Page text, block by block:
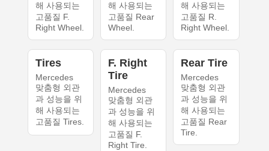
해 사용되는
고품질 F.
Right Wheel.
해 사용되는
고품질 Rear
Wheel.
해 사용되는
고품질 R.
Right Wheel.
Tires
Mercedes
맞춤형 외관
과 성능을 위
해 사용되는
고품질 Tires.
F. Right
Tire
Mercedes
맞춤형 외관
과 성능을 위
해 사용되는
고품질 F.
Right Tire.
Rear Tire
Mercedes
맞춤형 외관
과 성능을 위
해 사용되는
고품질 Rear
Tire.